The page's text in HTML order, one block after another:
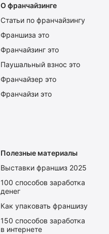
О франчайзинге
Статьи по франчайзингу
Франшиза это
Франчайзинг это
Паушальный взнос это
Франчайзер это
Франчайзи это
Полезные материалы
Выставки франшиз 2025
100 способов заработка
денег
Как упаковать франшизу
150 способов заработка
в интернете